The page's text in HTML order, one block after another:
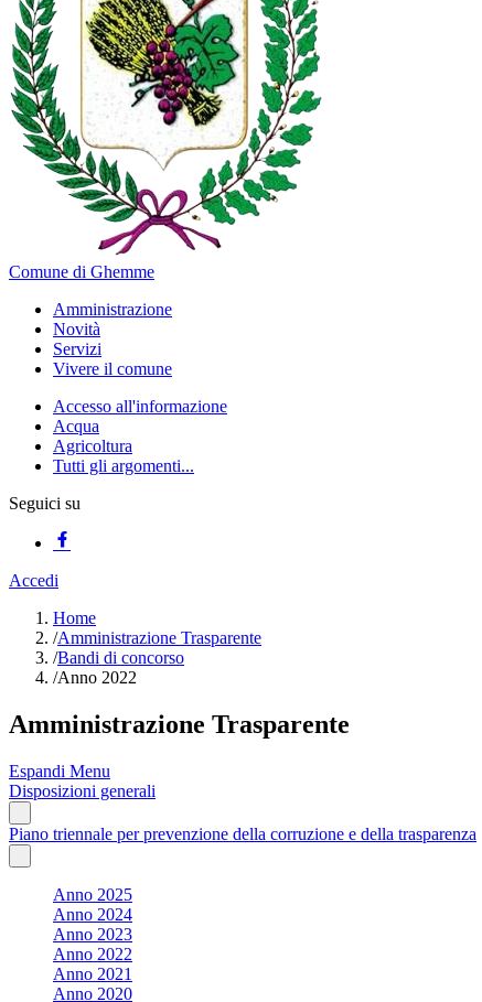
Comune di Ghemme
Amministrazione
Novità
Servizi
Vivere il comune
Accesso all'informazione
Acqua
Agricoltura
Tutti gli argomenti...
Seguici su
Accedi
Home
/Amministrazione Trasparente
/Bandi di concorso
/Anno 2022
Amministrazione Trasparente
Espandi Menu
Disposizioni generali
Piano triennale per prevenzione della corruzione e della trasparenza
Anno 2025
Anno 2024
Anno 2023
Anno 2022
Anno 2021
Anno 2020